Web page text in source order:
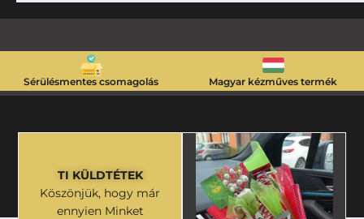
Sérülésmentes csomagolás Magyar kézműves termék
TI KÜLDTÉTEK
Köszönjük, hogy már
ennyien Minket